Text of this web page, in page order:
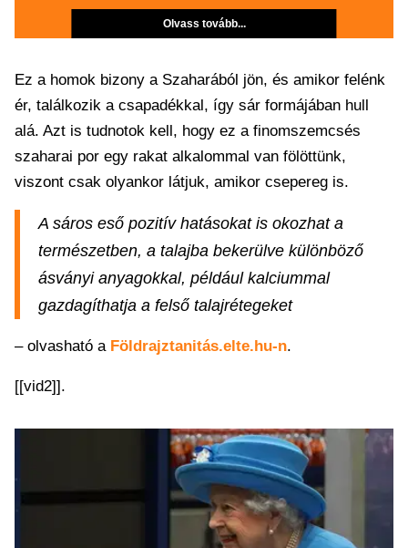
Olvass tovább...
Ez a homok bizony a Szaharából jön, és amikor felénk
ér, találkozik a csapadékkal, így sár formájában hull
alá. Azt is tudnotok kell, hogy ez a finomszemcsés
szaharai por egy rakat alkalommal van fölöttünk,
viszont csak olyankor látjuk, amikor csepereg is.
A sáros eső pozitív hatásokat is okozhat a
természetben, a talajba bekerülve különböző
ásványi anyagokkal, például kalciummal
gazdagíthatja a felső talajrétegeket
– olvasható a Földrajztanitás.elte.hu-n.
[[vid2]].